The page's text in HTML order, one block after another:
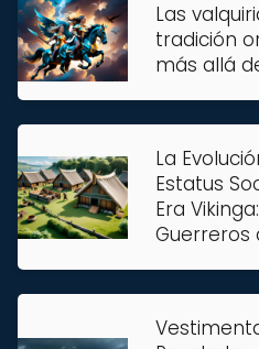
Las
tradición
más allá
La
Estatus
Era
Guerreros